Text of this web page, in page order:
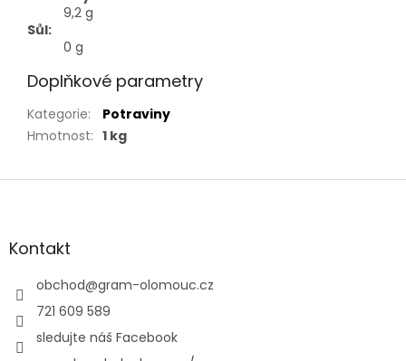
9,2 g
Sůl:
0 g
Doplňkové parametry
Kategorie:
Potraviny
Hmotnost: 1 kg
Z
aKontakt
obchod@gram-olomouc.cz
721 609 589
sledujte náš Facebook